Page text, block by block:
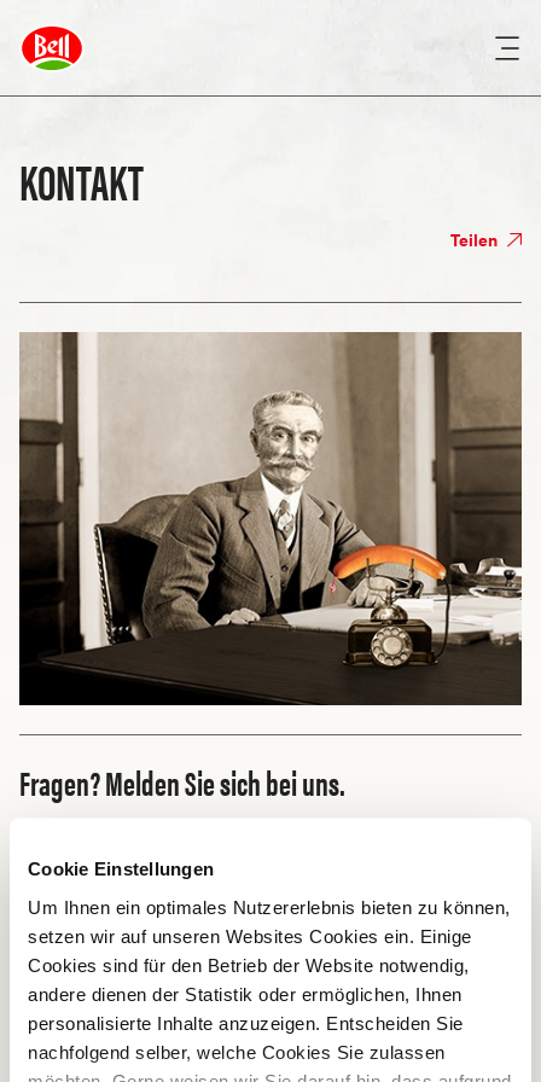
Cookie Einstellungen
Um Ihnen ein optimales Nutzererlebnis bieten zu können,
setzen wir auf unseren Websites Cookies ein. Einige
Cookies sind für den Betrieb der Website notwendig,
andere dienen der Statistik oder ermöglichen, Ihnen
personalisierte Inhalte anzuzeigen. Entscheiden Sie
nachfolgend selber, welche Cookies Sie zulassen
KONTAKT
Teilen
Fragen? Melden Sie sich bei uns.
KONTAKT
Privatkunden
Bell Schweiz AG
Elsässerstrasse 174
4056 Basel
+41 58 326 2626